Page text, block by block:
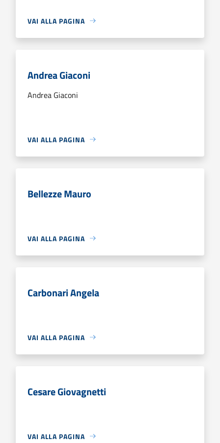
VAI ALLA PAGINA
Andrea Giaconi
Andrea Giaconi
VAI ALLA PAGINA
Bellezze Mauro
VAI ALLA PAGINA
Carbonari Angela
VAI ALLA PAGINA
Cesare Giovagnetti
VAI ALLA PAGINA